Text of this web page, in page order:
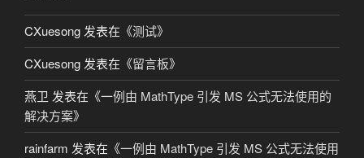
CXuesong发表在《测试》
CXuesong发表在《留言板》
燕卫 发表在《一例由 MathType 引发 MS 公式无法使用的
解决方案》
rainfarm 发表在《一例由 MathType 引发 MS 公式无法使用